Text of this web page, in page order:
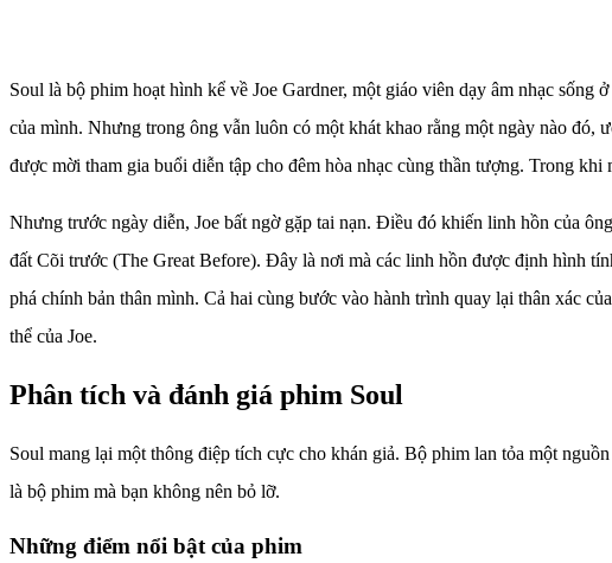
Soul là bộ phim hoạt hình kể về Joe Gardner, một giáo viên dạy âm nhạc
của mình. Nhưng trong ông vẫn luôn có một khát khao rằng một ngày nào
được mời tham gia buổi diễn tập cho đêm hòa nhạc cùng thần tượng. Trong
Nhưng trước ngày diễn, Joe bất ngờ gặp tai nạn. Điều đó khiến linh hồn của
đất Cõi trước (The Great Before). Đây là nơi mà các linh hồn được định hình
phá chính bản thân mình. Cả hai cùng bước vào hành trình quay lại thân xác
thể của Joe.
Phân tích và đánh giá phim Soul
Soul mang lại một thông điệp tích cực cho khán giả. Bộ phim lan tỏa một
là bộ phim mà bạn không nên bỏ lỡ.
Những điểm nổi bật của phim